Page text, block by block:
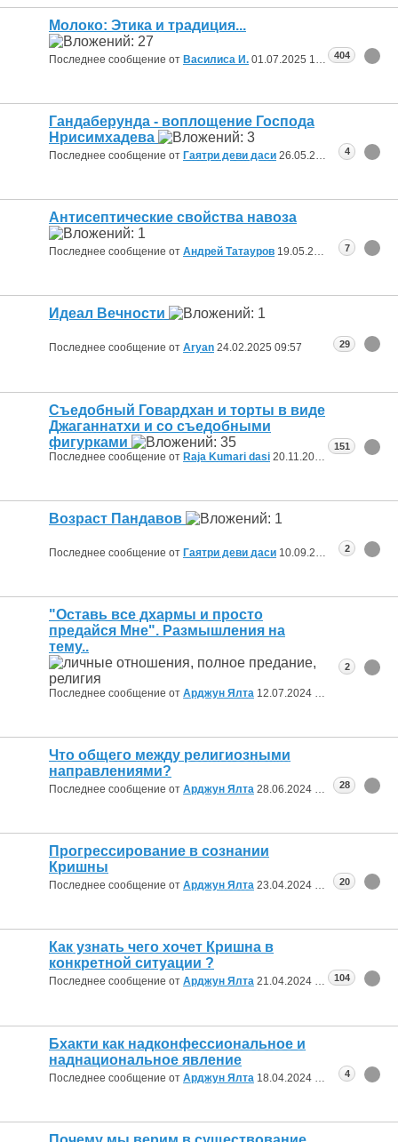
Молоко: Этика и традиция...
Последнее сообщение от Василиса И. 01.07.2025 19:19 404
Гандаберунда - воплощение Господа
Нрисимхадева
Последнее сообщение от Гаятри деви даси 26.05.2025 10:53
4
Антисептические свойства навоза
Последнее сообщение от Андрей Татауров 19.05.2025 18:04
7
Идеал Вечности
Последнее сообщение от Aryan 24.02.2025 09:57 29
Съедобный Говардхан и торты в виде
Джаганнатхи и со съедобными
фигурками
Последнее сообщение от Raja Kumari dasi 20.11.2024 12:32
151
Возраст Пандавов
Последнее сообщение от Гаятри деви даси 10.09.2024 16:26
2
"Оставь все дхармы и просто
предайся Мне". Размышления на
тему..
Последнее сообщение от Арджун Ялта 12.07.2024 23:09
2
Что общего между религиозными
направлениями?
Последнее сообщение от Арджун Ялта 28.06.2024 00:3428
Прогрессирование в сознании
Кришны
Последнее сообщение от Арджун Ялта 23.04.2024 21:1120
Как узнать чего хочет Кришна в
конкретной ситуации ?
Последнее сообщение от Арджун Ялта 21.04.2024 11:55104
Бхакти как надконфессиональное и
наднациональное явление
Последнее сообщение от Арджун Ялта 18.04.2024 12:52 4